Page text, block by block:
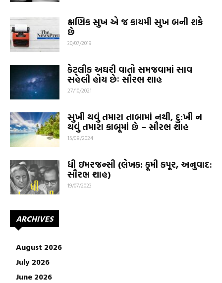
ક્ષણિક સુખ એ જ કાયમી સુખ બની શકે
છે
30/07/2019
કેટલીક અઘરી વાતો સમજવામાં સાવ
સહેલી હોય છેઃ સૌરભ શાહ
27/10/2021
સુખી થવું તમારા તાબામાં નથી, દુ:ખી ન
થવું તમારા કાબૂમાં છે – સૌરભ શાહ
15/08/2024
ધી ઇમરજન્સી (લેખક: કૂમી કપૂર, અનુવાદ:
સૌરભ શાહ)
19/07/2023
ARCHIVES
August 2026
July 2026
June 2026